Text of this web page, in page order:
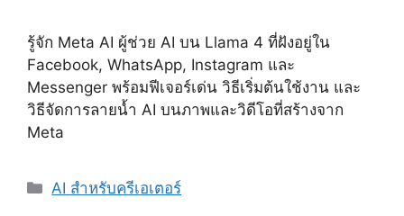
รู้จัก Meta AI ผู้ช่วย AI บน Llama 4 ที่ฝังอยู่ใน
Facebook, WhatsApp, Instagram และ
Messenger พร้อมฟีเจอร์เด่น วิธีเริ่มต้นใช้งาน และ
วิธีจัดการลายน้ำ AI บนภาพและวิดีโอที่สร้างจาก
Meta
Categories
AI สำหรับครีเอเตอร์